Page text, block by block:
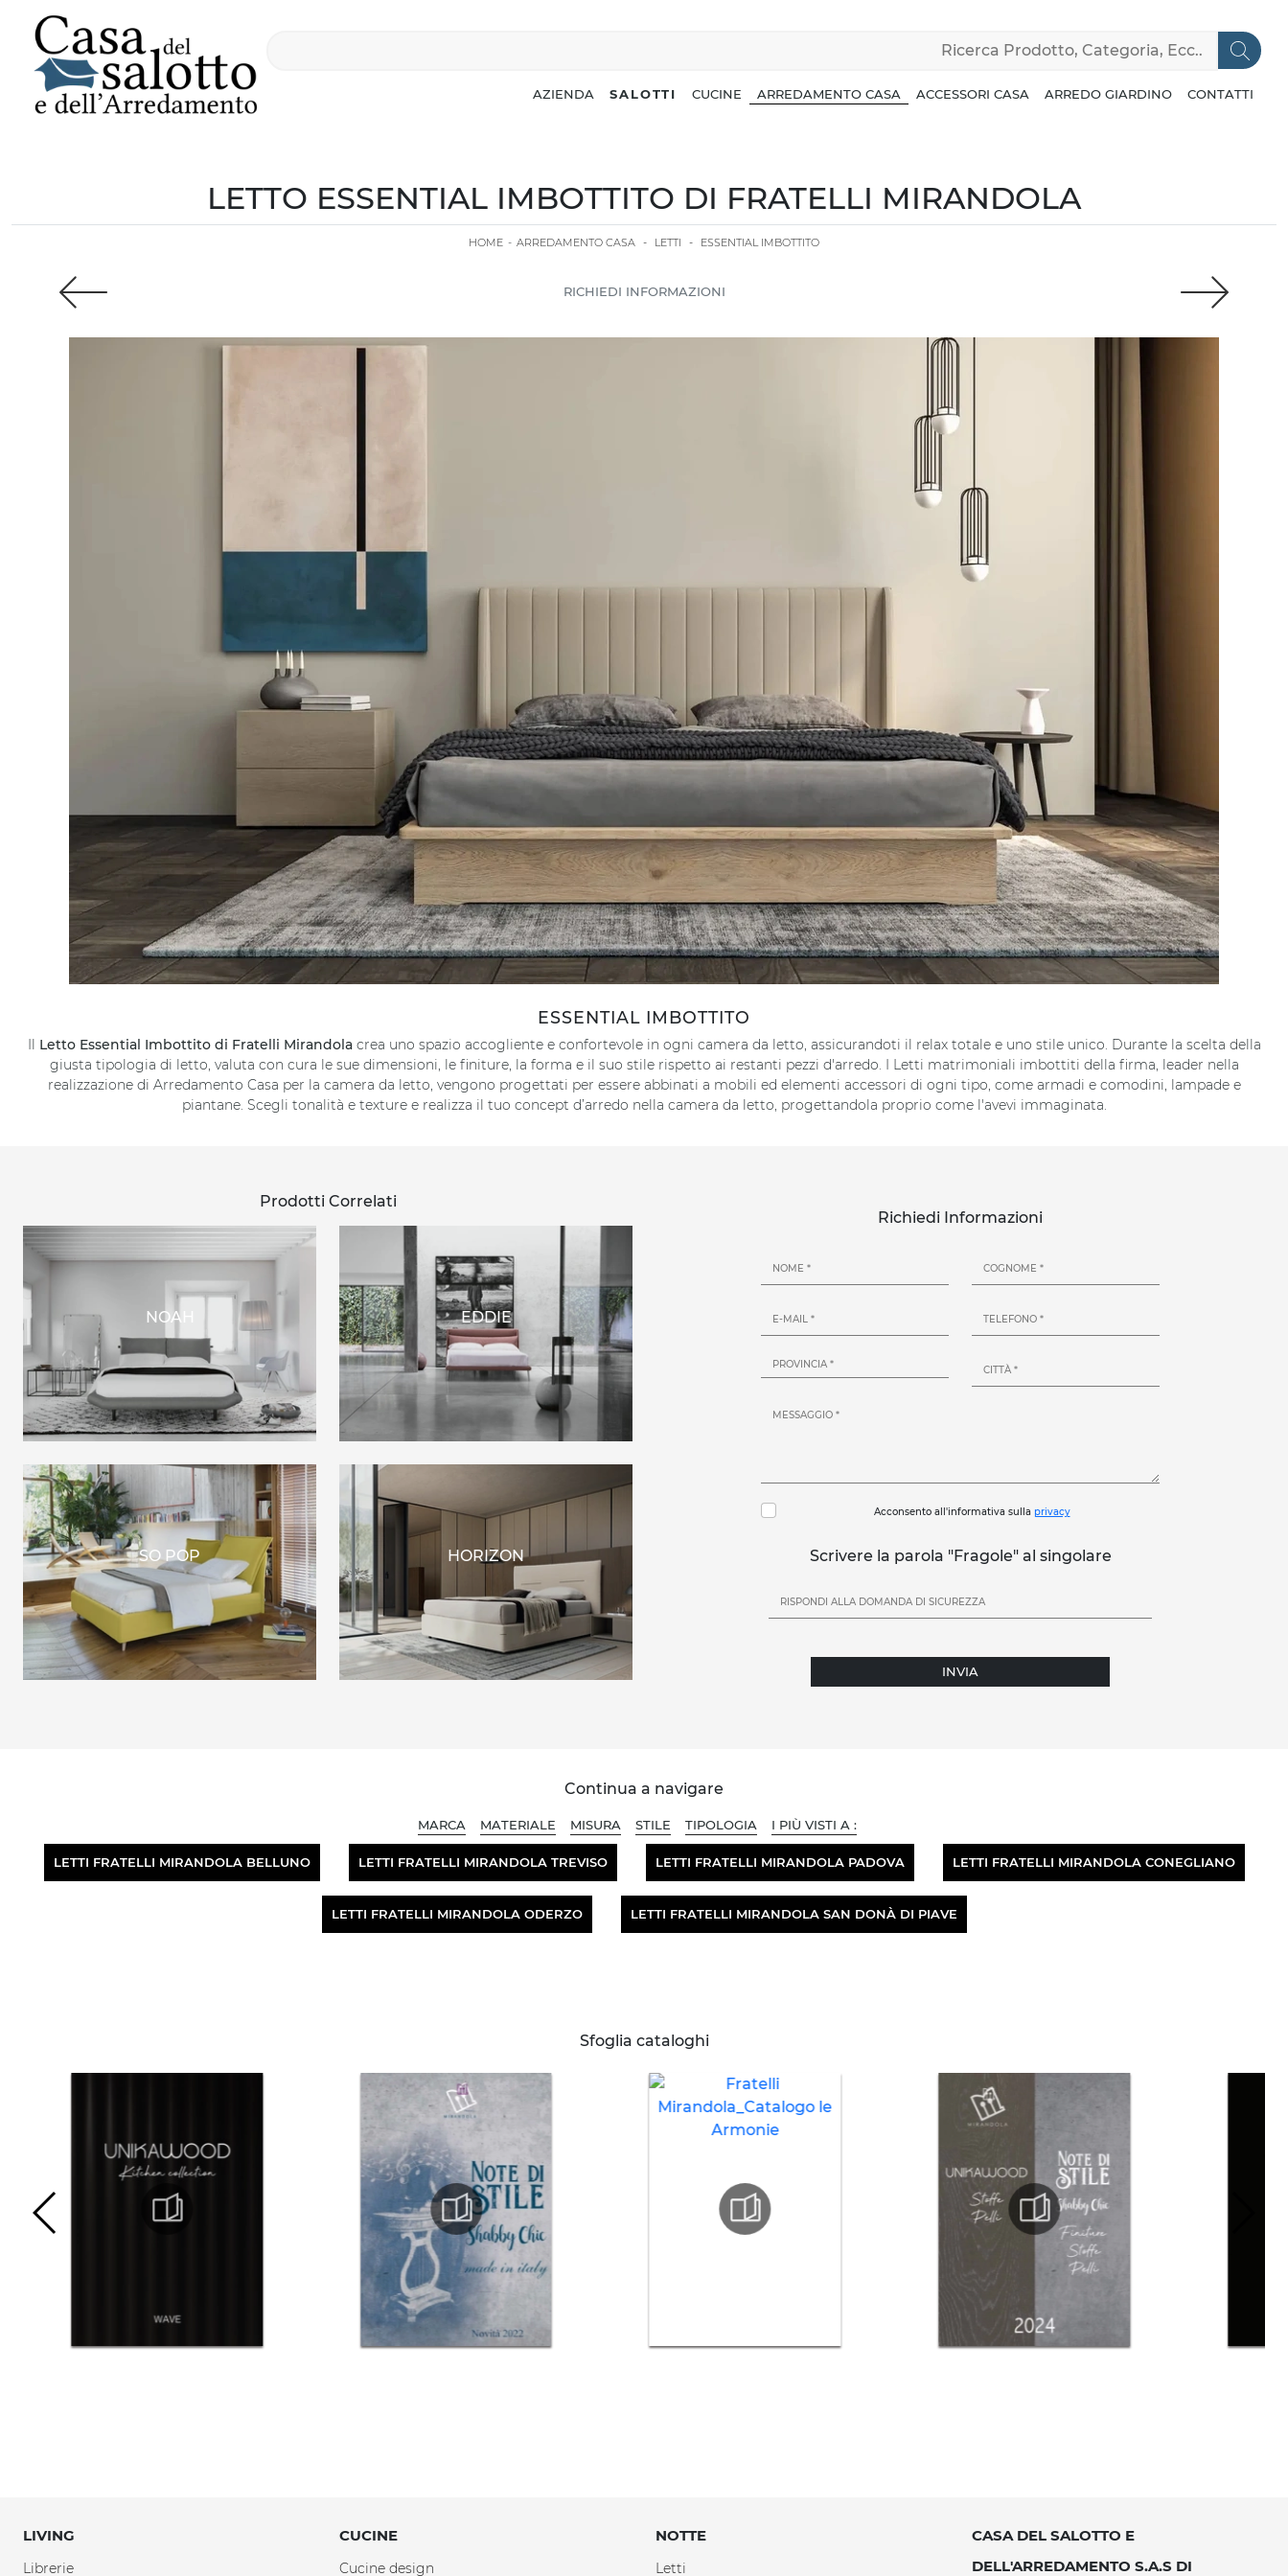
AZIENDA SALOTTI CUCINE ARREDAMENTO CASA ACCESSORI CASA ARREDO GIARDINO CONTATTI
LETTO ESSENTIAL IMBOTTITO DI FRATELLI MIRANDOLA
HOME - ARREDAMENTO CASA - LETTI - ESSENTIAL IMBOTTITO
RICHIEDI INFORMAZIONI
ESSENTIAL IMBOTTITO
Il Letto Essential Imbottito di Fratelli Mirandolacrea uno spazio accogliente e confortevole in ogni camera da letto, assicurandoti il relax totale e uno stile unico. Durante la scelta della
giusta tipologia di letto, valuta con cura le sue dimensioni, le finiture, la forma e il suo stile rispetto ai restanti pezzi d'arredo. I Letti matrimoniali imbottiti della firma, leader nella
realizzazione di Arredamento Casa per la camera da letto, vengono progettati per essere abbinati a mobili ed elementi accessori di ogni tipo, come armadi e comodini, lampade e
piantane. Scegli tonalità e texture e realizza il tuo concept d’arredo nella camera da letto, progettandola proprio come l'avevi immaginata.
Prodotti Correlati
NOAH EDDIE
SO POP HORIZON
Richiedi Informazioni
Acconsento all'informativa sulla privacy
Scrivere la parola "Fragole" al singolare
INVIA
Continua a navigare
MARCA MATERIALE MISURA STILE TIPOLOGIA I PIÙ VISTI A :
LETTI FRATELLI MIRANDOLA BELLUNO LETTI FRATELLI MIRANDOLA TREVISO LETTI FRATELLI MIRANDOLA PADOVA LETTI FRATELLI MIRANDOLA CONEGLIANO
LETTI FRATELLI MIRANDOLA ODERZO LETTI FRATELLI MIRANDOLA SAN DONÀ DI PIAVE
Sfoglia cataloghi
LIVING
Librerie
CUCINE
Cucine design
NOTTE
Letti
CASA DEL SALOTTO E
DELL'ARREDAMENTO S.A.S DI